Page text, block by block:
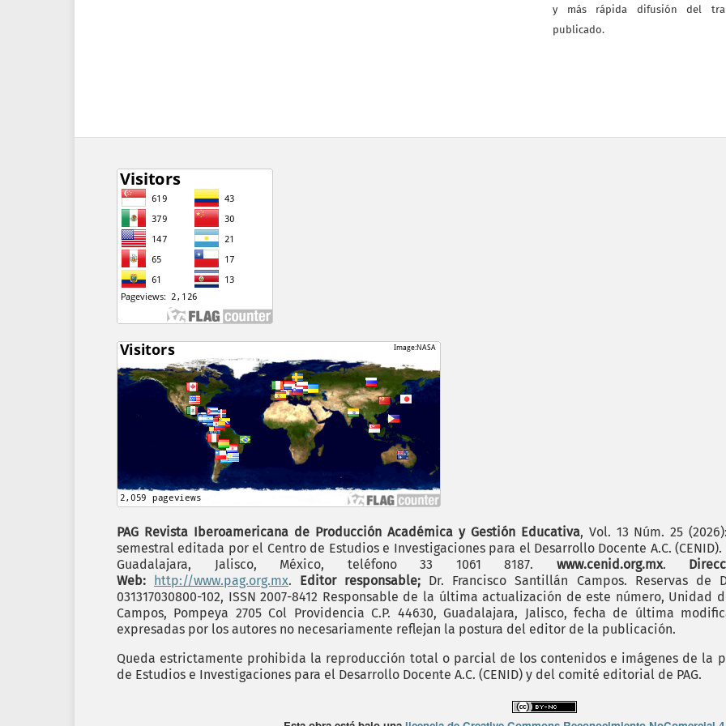
y más rápida difusión del
publicado.
PAG Revista Iberoamericana de Producción Académica y Gestión Educativa, Vol. 13 Núm. 25
semestral editada por el Centro de Estudios e Investigaciones para el Desarrollo Docente A.C. (CENID).
Guadalajara, Jalisco, México, teléfono 33 1061 8187. www.cenid.org.mx.
Web: http://www.pag.org.mx. Editor responsable; Dr. Francisco Santillán Campos. Reservas de
031317030800-102, ISSN 2007-8412 Responsable de la última actualización de este número, Unidad
Campos, Pompeya 2705 Col Providencia C.P. 44630, Guadalajara, Jalisco, fecha de última
expresadas por los autores no necesariamente reflejan la postura del editor de la publicación.
Queda estrictamente prohibida la reproducción total o parcial de los contenidos e imágenes de la
de Estudios e Investigaciones para el Desarrollo Docente A.C. (CENID) y del comité editorial de PAG.